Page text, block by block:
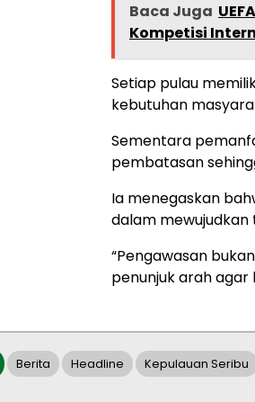
Baca Juga
Kompetisi
Setiap pulau
kebutuhan
Sementara
pembatasan
Ia menegaskan
dalam
“Pengawasan
penunjuk arah
Berita Headline Kepulauan Seribu